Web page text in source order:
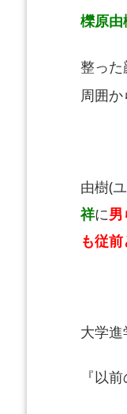
櫟原由
整った
周囲
由樹(
祥に
も従前
大学進
『以